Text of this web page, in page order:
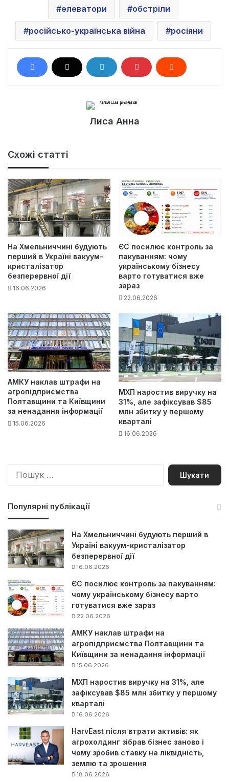
елеватори обстріли
російсько-українська війна росіяни
Лиса Анна
Схожі статті
На Хмельниччині будують
перший в Україні вакуум-
кристалізатор
безперервної дії
16.06.2026
ЄС посилює контроль за
пакуванням: чому
українському бізнесу
варто готуватися вже
зараз
22.06.2026
АМКУ наклав штрафи на
агропідприємства
Полтавщини та Київщини
за ненадання інформації
15.06.2026
МХП наростив виручку на
31%, але зафіксував $85
млн збитку у першому
кварталі
16.06.2026
П
Популярні публікації
На Хмельниччині будують перший в
Україні вакуум-кристалізатор
безперервної дії
16.06.2026
ЄС посилює контроль за пакуванням:
чому українському бізнесу варто
готуватися вже зараз
22.06.2026
АМКУ наклав штрафи на
агропідприємства Полтавщини та
Київщини за ненадання інформації
15.06.2026
МХП наростив виручку на 31%, але
зафіксував $85 млн збитку у першому
кварталі
16.06.2026
HarvEast після втрати активів: як
агрохолдинг зібрав бізнес заново і
чому зробив ставку на ліквідність,
землю та зрошення
18.06.2026